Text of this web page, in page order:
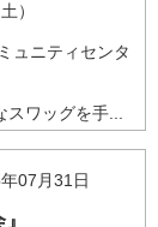
）
ニティセンタ
ワッグを手...
07月31日